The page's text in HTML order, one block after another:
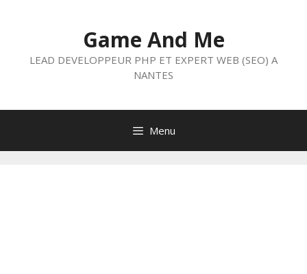
Game And Me
LEAD DEVELOPPEUR PHP ET EXPERT WEB (SEO) A
NANTES
Menu